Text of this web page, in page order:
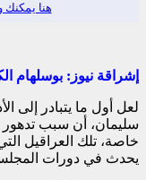
هنا يمكنك
إشراقة نيوز: بوسلهام
لعل أول ما يتبادر إلى
سليمان، أن سبب تدهور
خاصة، تلك العراقيل
يحدث في دورات